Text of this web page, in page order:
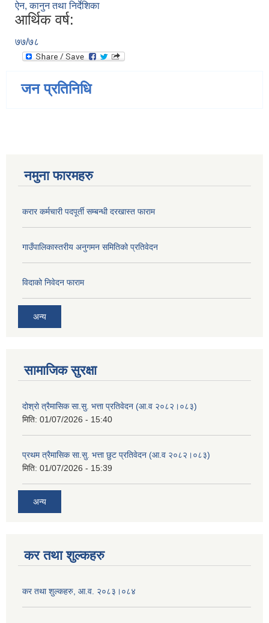
ऐन, कानुन तथा निर्देशिका
आर्थिक वर्ष:
७७/७८
जन प्रतिनिधि
नमुना फारमहरु
करार कर्मचारी पदपूर्ती सम्बन्धी दरखास्त फाराम
गाउँपालिकास्तरीय अनुगमन समितिको प्रतिवेदन
विदाको निवेदन फाराम
अन्य
सामाजिक सुरक्षा
दोश्रो त्रैमासिक सा.सु. भत्ता प्रतिवेदन (आ.व २०८२।०८३)
मिति: 01/07/2026 - 15:40
प्रथम त्रैमासिक सा.सु. भत्ता छुट प्रतिवेदन (आ.व २०८२।०८३)
मिति: 01/07/2026 - 15:39
अन्य
कर तथा शुल्कहरु
कर तथा शुल्कहरु, आ.व. २०८३।०८४